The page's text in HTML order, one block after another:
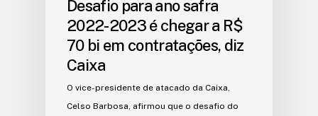
Desafio para ano safra
2022-2023 é chegar a R$
70 bi em contratações, diz
Caixa
O vice-presidente de atacado da Caixa,
Celso Barbosa, afirmou que o desafio do